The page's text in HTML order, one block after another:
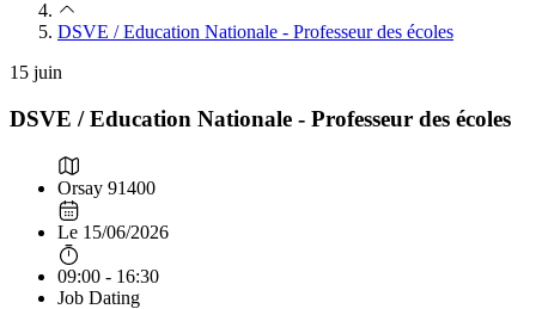
DSVE / Education Nationale - Professeur des écoles
15 juin
DSVE / Education Nationale - Professeur des écoles
Orsay 91400
Le 15/06/2026
09:00 - 16:30
Job Dating